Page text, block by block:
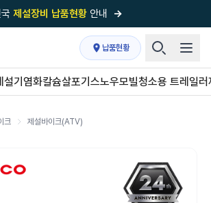
제설장비 납품현황 안내 →
제설장비 제작 전문업체 (주)바이크원
현장의 정답!다목적 차량의 표준!
국제설장비 납품현황안내→
일'의 특허 제설 시스템
납품현황
기 염화칼슘살포기 스노우모빌청소용 트레일러
크 제설바이크(ATV)